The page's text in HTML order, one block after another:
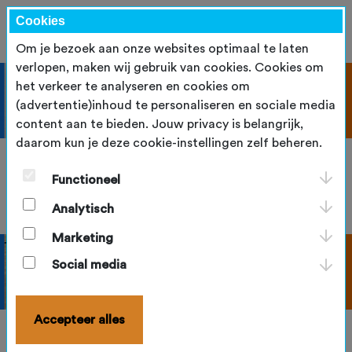
Cookies
Om je bezoek aan onze websites optimaal te laten
verlopen, maken wij gebruik van cookies. Cookies om
het verkeer te analyseren en cookies om
(advertentie)inhoud te personaliseren en sociale media
content aan te bieden. Jouw privacy is belangrijk,
daarom kun je deze cookie-instellingen zelf beheren.
Functioneel
Analytisch
Marketing
Social media
Accepteer alles